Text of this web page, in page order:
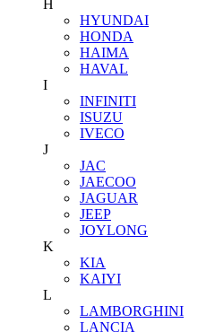
H
HYUNDAI
HONDA
HAIMA
HAVAL
I
INFINITI
ISUZU
IVECO
J
JAC
JAECOO
JAGUAR
JEEP
JOYLONG
K
KIA
KAIYI
L
LAMBORGHINI
LANCIA